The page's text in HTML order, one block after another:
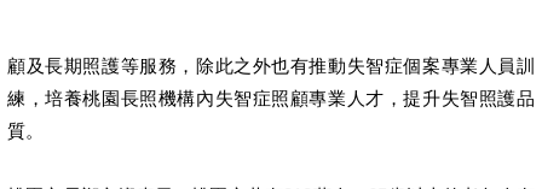
顧及長期照護等服務，除此之外也有推動失智症個案專業人員訓
練，培養桃園長照機構內失智症照顧專業人才，提升失智照護品
質。